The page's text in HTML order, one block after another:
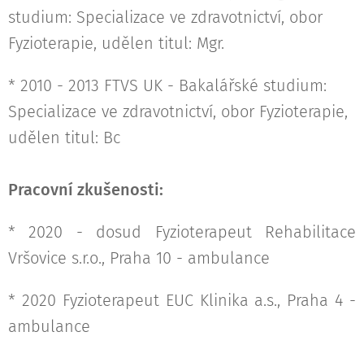
studium: Specializace ve zdravotnictví, obor
Fyzioterapie, udělen titul: Mgr.
* 2010 - 2013 FTVS UK - Bakalářské studium:
Specializace ve zdravotnictví, obor Fyzioterapie,
udělen titul: Bc
Pracovní zkušenosti:
* 2020 - dosud Fyzioterapeut Rehabilitace
Vršovice s.r.o., Praha 10 - ambulance
* 2020 Fyzioterapeut EUC Klinika a.s., Praha 4 -
ambulance